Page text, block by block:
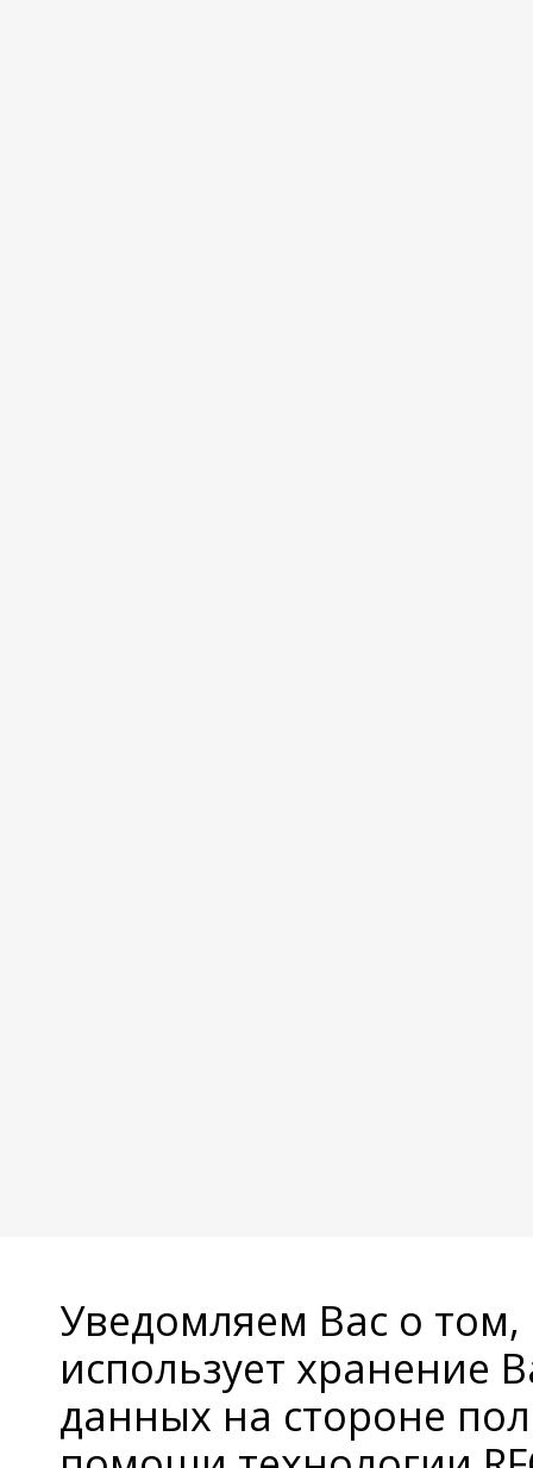
Уведомляем Вас о
использует хранение
данных на стороне